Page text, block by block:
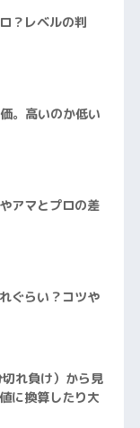
？レベルの判
。高いのか低い
アマとプロの差
ぐらい？コツや
れ負け）から見
に換算したり大